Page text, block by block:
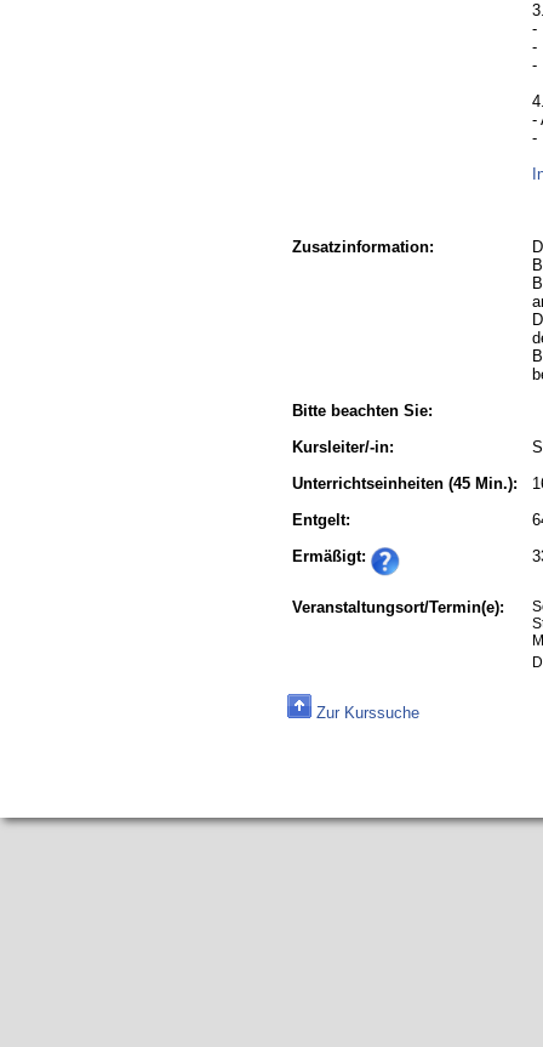
-
-
-
-
-
Zusatzinformation:
Bitte beachten Sie:
Kursleiter/-in:
Unterrichtseinheiten (45 Min.):
Entgelt:
Ermäßigt:
Veranstaltungsort/Termin(e):
Zur Kurssuche